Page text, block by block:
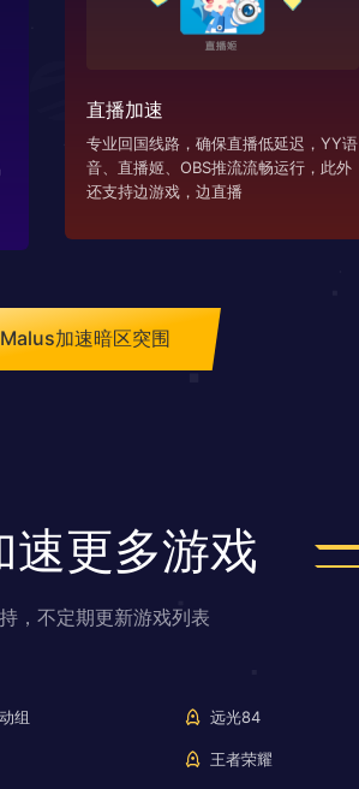
直播加速
专业回国线路，确保直播低延迟，YY语
音、直播姬、OBS推流流畅运行，此外
还支持边游戏，边直播
加速暗区突围
速更多游戏
，不定期更新游戏列表
组 远光84
王者荣耀